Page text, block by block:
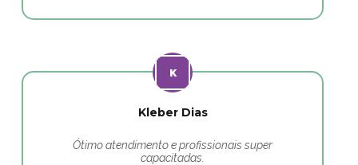
Kleber Dias
Ótimo atendimento e profissionais super
capacitadas.